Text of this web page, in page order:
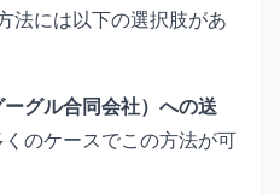
法には以下の選択肢があ
グル合同会社）への送
くのケースでこの方法が可